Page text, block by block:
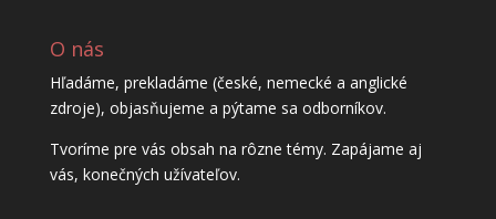
O nás
Hľadáme, prekladáme (české, nemecké a anglické
zdroje), objasňujeme a pýtame sa odborníkov.
Tvoríme pre vás obsah na rôzne témy. Zapájame aj
vás, konečných užívateľov.